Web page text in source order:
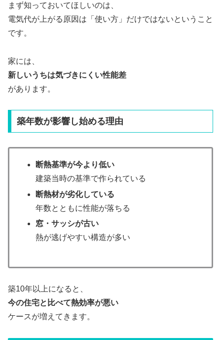
まず知っておいてほしいのは、
電気代が上がる原因は「使い方」だけではないということ
です。
家には、
新しいうちは気づきにくい性能差
があります。
築年数が影響し始める理由
断熱基準が今より低い
建築当時の基準で作られている
断熱材が劣化している
年数とともに性能が落ちる
窓・サッシが古い
熱が逃げやすい構造が多い
築10年以上になると、
今の住宅と比べて熱効率が悪い
ケースが増えてきます。